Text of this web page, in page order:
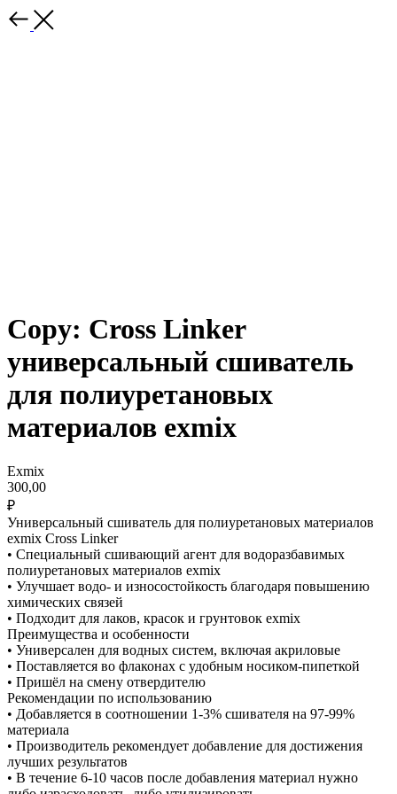
Copy: Cross Linker
универсальный сшиватель
для полиуретановых
материалов exmix
Exmix
300,00
₽
Универсальный сшиватель для полиуретановых материалов
exmix Cross Linker
• Специальный сшивающий агент для водоразбавимых
полиуретановых материалов exmix
• Улучшает водо- и износостойкость благодаря повышению
химических связей
• Подходит для лаков, красок и грунтовок exmix
Преимущества и особенности
• Универсален для водных систем, включая акриловые
• Поставляется во флаконах с удобным носиком-пипеткой
• Пришёл на смену отвердителю
Рекомендации по использованию
• Добавляется в соотношении 1-3% сшивателя на 97-99%
материала
• Производитель рекомендует добавление для достижения
лучших результатов
• В течение 6-10 часов после добавления материал нужно